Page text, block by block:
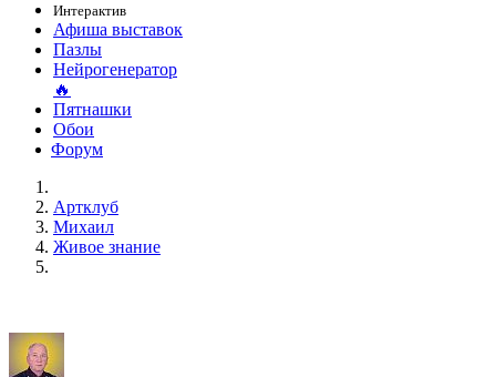
Интерактив
Афиша выставок
Пазлы
Нейрогенератор
🔥
Пятнашки
Обои
Форум
Артклуб
Михаил
Живое знание